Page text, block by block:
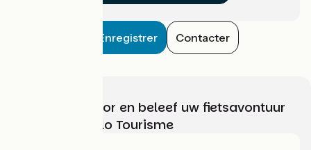
Enregistrer Contacter
Kies, bereid voor en beleef uw fietsavontuur
met France Vélo Tourisme